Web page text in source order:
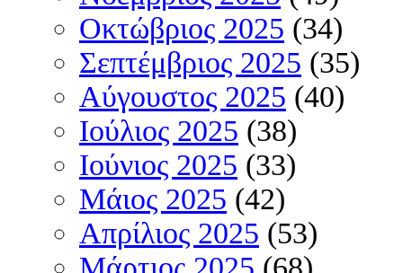
Οκτώβριος 2025 (34)
Σεπτέμβριος 2025 (35)
Αύγουστος 2025 (40)
Ιούλιος 2025 (38)
Ιούνιος 2025 (33)
Μάιος 2025 (42)
Απρίλιος 2025 (53)